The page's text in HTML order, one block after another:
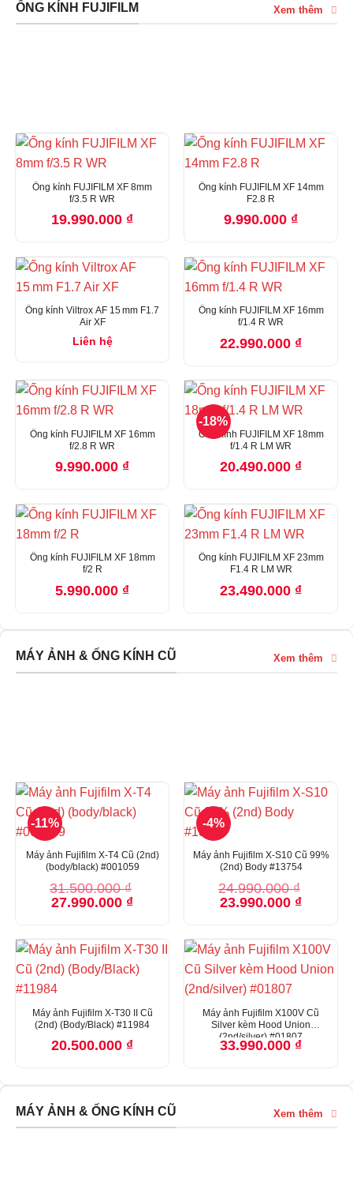
ỐNG KÍNH FUJIFILM Xem thêm
Ống kính FUJIFILM XF 8mm
f/3.5 R WR
19.990.000 ₫
Ống kính FUJIFILM XF 14mm
F2.8 R
9.990.000 ₫
Ống kính Viltrox AF 15 mm F1.7
Air XF
Liên hệ
Ống kính FUJIFILM XF 16mm
f/1.4 R WR
22.990.000 ₫
Ống kính FUJIFILM XF 16mm
f/2.8 R WR
9.990.000 ₫
-18%
Ống kính FUJIFILM XF 18mm
f/1.4 R LM WR
20.490.000 ₫
Ống kính FUJIFILM XF 18mm
f/2 R
5.990.000 ₫
Ống kính FUJIFILM XF 23mm
F1.4 R LM WR
23.490.000 ₫
MÁY ẢNH & ỐNG KÍNH CŨ Xem thêm
-11%
Máy ảnh Fujifilm X-T4 Cũ (2nd)
(body/black) #001059
31.500.000₫
Giá
gốc
27.990.000 ₫Giá
hiện
27.990.000 ₫.
-4%
Máy ảnh Fujifilm X-S10 Cũ 99%
(2nd) Body #13754
24.990.000₫
Giá
gốc
23.990.000 ₫Giá
hiện
Máy ảnh Fujifilm X-T30 II Cũ
(2nd) (Body/Black) #11984
20.500.000 ₫
Máy ảnh Fujifilm X100V Cũ
Silver kèm Hood Union
(2nd/silver) #01807
33.990.000 ₫
MÁY ẢNH & ỐNG KÍNH CŨ Xem thêm